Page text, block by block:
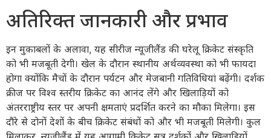
अतिरिक्त जानकारी और प्रभाव
इन मुकाबलों के अलावा, यह सीरीज न्यूजीलैंड की घरेलू क्रिकेट संस्कृति
को भी मजबूती देगी। खेल के दौरान स्थानीय अर्थव्यवस्था को भी फायदा
होगा क्योंकि मैचों के दौरान पर्यटन और मेजबानी गतिविधियां बढ़ेंगी। दर्शक
क्रीज पर विश्व स्तरीय क्रिकेट का आनंद लेंगे और खिलाड़ियों को
अंतरराष्ट्रीय स्तर पर अपनी क्षमताएं प्रदर्शित करने का मौका मिलेगा। इस
दौरे से दोनों देशों के बीच क्रिकेट संबंधों को और भी मजबूती मिलेगी। कुल